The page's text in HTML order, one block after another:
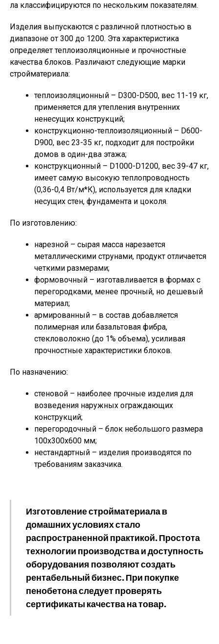
ла классифицируются по нескольким показателям.
Изделия выпускаются с различной плотностью в
диапазоне от 300 до 1200. Эта характеристика
определяет теплоизоляционные и прочностные
качества блоков. Различают следующие марки
стройматериала:
теплоизоляционный – D300-D500, вес 11-19 кг,
применяется для утепления внутренних
ненесущих конструкций;
конструкционно-теплоизоляционный – D600-
D900, вес 23-35 кг, подходит для постройки
домов в один-два этажа;
конструкционный – D1000-D1200, вес 39-47 кг,
имеет самую высокую теплопроводность
(0,36-0,4 Вт/м*К), используется для кладки
несущих стен, фундамента и цоколя.
По изготовлению:
нарезной – сырая масса нарезается
металлическими струнами, продукт отличается
четкими размерами;
формовочный – изготавливается в формах с
перегородками, менее прочный, но дешевый
материал;
армированный – в состав добавляется
полимерная или базальтовая фибра,
стекловолокно (до 1% объема), усиливая
прочностные характеристики блоков.
По назначению:
стеновой – наиболее прочные изделия для
возведения наружных ограждающих
конструкций;
перегородочный – блок небольшого размера
100x300x600 мм;
нестандартный – изделия производятся по
требованиям заказчика.
Изготовление стройматериала в
домашних условиях стало
распространенной практикой. Простота
технологии производства и доступность
оборудования позволяют создать
рентабельный бизнес. При покупке
пенобетона следует проверять
сертификаты качества на товар.